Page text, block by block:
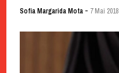
Sofia Margarida Mota- 7 Mai 2018